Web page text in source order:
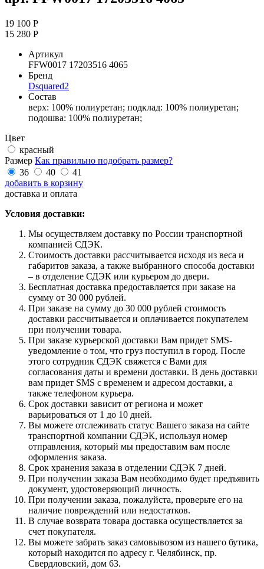
19 100 Р
15 280 Р
Артикул
FFW0017 17203516 4065
Бренд
Dsquared2
Состав
верх: 100% полиуретан; подклад: 100% полиуретан;
подошва: 100% полиуретан;
Цвет
красный
Размер Как правильно подобрать размер?
36
40
41
добавить в корзину
доставка и оплата
Условия доставки:
Мы осуществляем доставку по России транспортной
компанией СДЭК.
Стоимость доставки рассчитывается исходя из веса и
габаритов заказа, а также выбранного способа доставки
– в отделение СДЭК или курьером до двери.
Бесплатная доставка предоставляется при заказе на
сумму от 30 000 рублей.
При заказе на сумму до 30 000 рублей стоимость
доставки рассчитывается и оплачивается покупателем
при получении товара.
При заказе курьерской доставки Вам придет SMS-
уведомление о том, что груз поступил в город. После
этого сотрудник СДЭК свяжется с Вами для
согласования даты и времени доставки. В день доставки
вам придет SMS с временем и адресом доставки, а
также телефоном курьера.
Срок доставки зависит от региона и может
варьироваться от 1 до 10 дней.
Вы можете отслеживать статус Вашего заказа на сайте
транспортной компании СДЭК, используя номер
отправления, который мы предоставим вам после
оформления заказа.
Срок хранения заказа в отделении СДЭК 7 дней.
При получении заказа Вам необходимо будет предъявить
документ, удостоверяющий личность.
При получении заказа, пожалуйста, проверьте его на
наличие повреждений или недостатков.
В случае возврата товара доставка осуществляется за
счет покупателя.
Вы можете забрать заказ самовывозом из нашего бутика,
который находится по адресу г. Челябинск, пр.
Свердловский, дом 63.